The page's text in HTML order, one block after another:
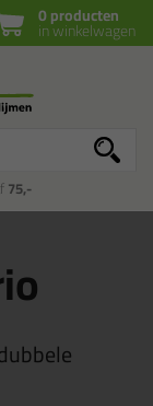
0 producten
in winkelwagen
75,-